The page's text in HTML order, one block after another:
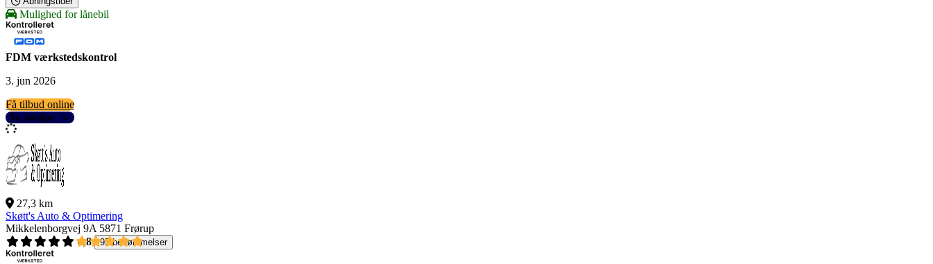
Mulighed for lånebil
FDM værkstedskontrol
3. jun 2026
Få tilbud online
Se detaljer
27,3 km
Skøtt's Auto & Optimering
Mikkelenborgvej 9A 5871 Frørup
4,8
95 bedømmelser